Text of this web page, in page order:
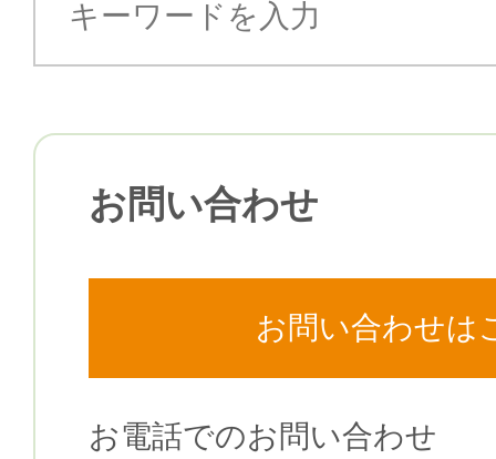
お問い合わせ
お問い合わせは
お電話でのお問い合わせ